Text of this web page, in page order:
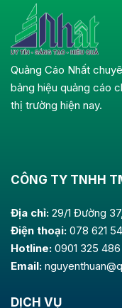
Quảng Cáo Nhất
bảng hiệu quảng cáo
thị trường hiện nay.
CÔNG TY TNHH
Địa chỉ: 29/1 Đường
Điện thoại: 078 621
Hotline: 0901 325 486
Email:
DỊCH VỤ